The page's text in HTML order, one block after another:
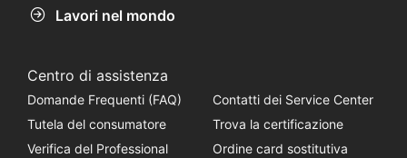
Lavori nel mondo
Centro di assistenza
Domande Frequenti (FAQ)
Contatti dei Service Center
Tutela del consumatore
Trova la certificazione
Verifica del Professional
Ordine card sostitutiva